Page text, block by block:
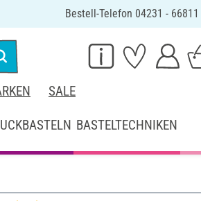
Bestell-Telefon 04231 - 66811
SALE
BASTELTECHNIKEN